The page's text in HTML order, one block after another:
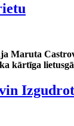
Maruta
kārtīga